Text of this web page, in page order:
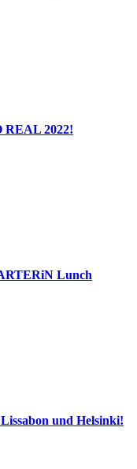
REAL 2022!
Lunch
und Helsinki!